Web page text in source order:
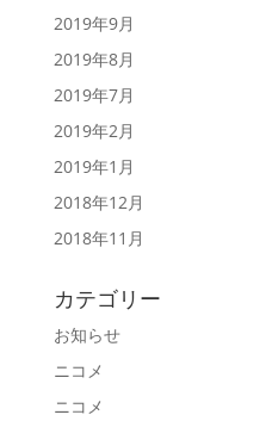
2019年9月
2019年8月
2019年7月
2019年2月
2019年1月
2018年12月
2018年11月
カテゴリー
お知らせ
ニコメ
ニコメ